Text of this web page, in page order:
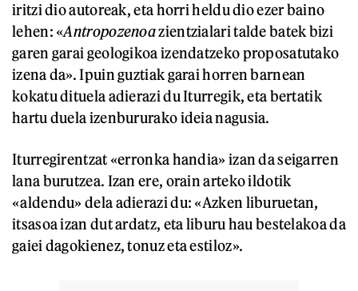
iritzi dio autoreak, eta horri heldu dio ezer baino
lehen: «Antropozenoazientzialari talde batek bizi
garen garai geologikoa izendatzeko proposatutako
izena da». Ipuin guztiak garai horren barnean
kokatu dituela adierazi du Iturregik, eta bertatik
hartu duela izenbururako ideia nagusia.
Iturregirentzat «erronka handia» izan da seigarren
lana burutzea. Izan ere, orain arteko ildotik
«aldendu» dela adierazi du: «Azken liburuetan,
itsasoa izan dut ardatz, eta liburu hau bestelakoa da
gaiei dagokienez, tonuz eta estiloz».